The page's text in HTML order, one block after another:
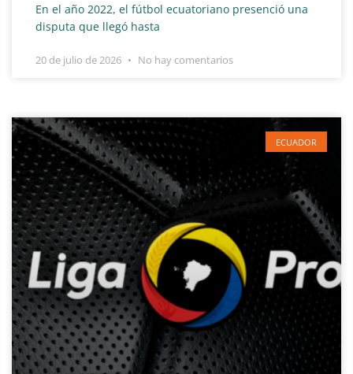
En el año 2022, el fútbol ecuatoriano presenció una
disputa que llegó hasta
20 de julio de 2026 No hay comentarios
ECUADOR